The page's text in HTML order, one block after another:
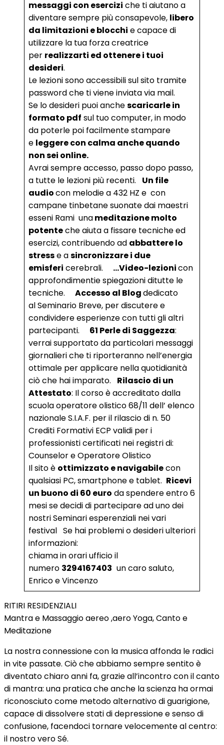
messaggi con esercizi che ti aiutano a
diventare sempre più consapevole, libero
da limitazioni e blocchi e capace di
utilizzare la tua forza creatrice
per realizzarti ed ottenere i tuoi
desideri.
Le lezioni sono accessibili sul sito tramite
password che ti viene inviata via mail.
Se lo desideri puoi anchescaricarle in
formato pdf sul tuo computer, in modo
da poterle poi facilmente stampare
e leggere con calma anche quando
non sei online.
Avrai sempre accesso, passo dopo passo,
a tutte le lezioni più recenti. Un file
audiocon melodie a 432 HZ e con
campane tinbetane suonate dai maestri
esseni Rami unameditazione molto
potenteche aiuta a fissare tecniche ed
esercizi, contribuendo ad abbattere lo
stresse asincronizzare i due
emisferi cerebrali. …Video-lezionicon
approfondimentie spiegazioni ditutte le
tecniche. Accesso al Blogdedicato
al Seminario Breve, per discutere e
condividere esperienze con tutti gli altri
partecipanti. 61 Perle di Saggezza:
verrai supportato da particolari messaggi
giornalieri che ti riporteranno nell’energia
ottimale per applicare nella quotidianità
ciò che hai imparato. Rilascio di un
Attestato: Il corso è accreditato dalla
scuola operatore olistico 68/11 dell’ elenco
nazionale S.I.A.F. per il rilascio di n. 50
Crediti Formativi ECP validi per i
professionisti certificati nei registri di:
Counselor e Operatore Olistico
Il sito è ottimizzato e navigabilecon
qualsiasi PC, smartphone e tablet. Ricevi
un buono di 60 euro da spendere entro 6
mesi se decidi di partecipare ad uno dei
nostri Seminari esperenziali nei vari
festival Se hai problemi o desideri ulteriori
informazioni:
chiama in orari ufficio il
numero 3294167403 un caro saluto,
Enrico e Vincenzo
RITIRI RESIDENZIALI
Mantra e Massaggio aereo ,aero Yoga, Canto e
Meditazione
La nostra connessione con la musica affonda le radici
in vite passate. Ciò che abbiamo sempre sentito è
diventato chiaro anni fa, grazie all’incontro con il canto
di mantra: una pratica che anche la scienza ha ormai
riconosciuto come metodo alternativo di guarigione,
capace di dissolvere stati di depressione e senso di
confusione, facendoci tornare velocemente al centro:
il nostro vero Sé.